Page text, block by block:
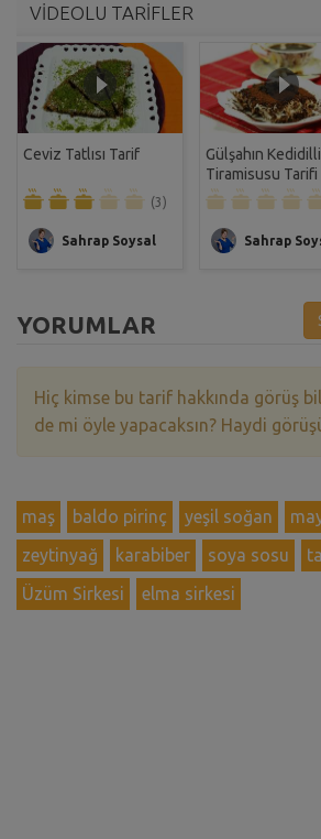
VİDEOLU TARİFLER
Ceviz Tatlısı Tarif
(3)
Sahrap Soysal
Gülşahın Kedidilli
Tiramisusu Tarifi
Sahrap
YORUMLAR
Hiç kimse bu tarif hakkında görüş
de mi öyle yapacaksın? Haydi
maş baldo pirinç yeşil soğan
zeytinyağ
karabiber soya sosu
Üzüm Sirkesi
elma sirkesi